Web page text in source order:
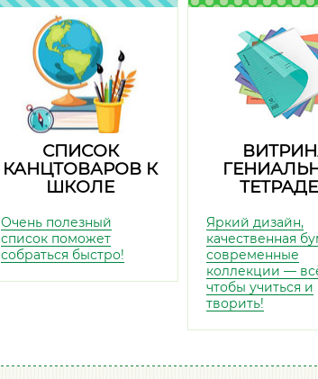
СПИСОК
КАНЦТОВАРОВ К
ШКОЛЕ
Очень полезный
список поможет
собраться быстро!
Яркий дизайн,
качественная
современные
коллекции —
чтобы учиться и
творить!